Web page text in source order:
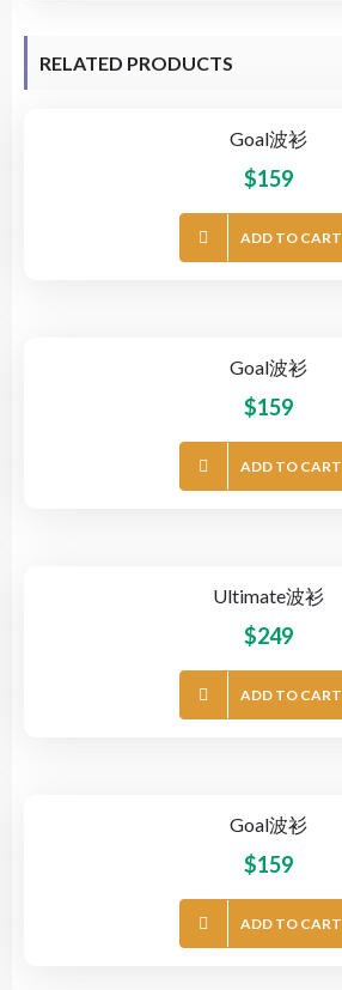
RELATED PRODUCTS
Goal波衫
$159
ADD TO CART
Goal波衫
$159
ADD TO CART
Ultimate波衫
$249
ADD TO CART
Goal波衫
$159
ADD TO CART